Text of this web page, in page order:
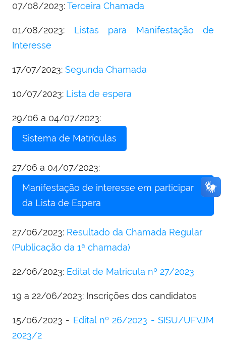
07/08/2023:Terceira Chamada
01/08/2023: Listas para Manifestação de
Interesse
17/07/2023: Segunda Chamada
10/07/2023: Lista de espera
29/06 a 04/07/2023:
Sistema de Matrículas
27/06 a 04/07/2023:
Manifestação de interesse em participar
da Lista de Espera
27/06/2023: Resultado da Chamada Regular
(Publicação da 1ª chamada)
22/06/2023: Edital de Matrícula nº 27/2023
19 a 22/06/2023: Inscrições dos candidatos
15/06/2023 - Edital nº 26/2023 - SISU/UFVJM
2023/2